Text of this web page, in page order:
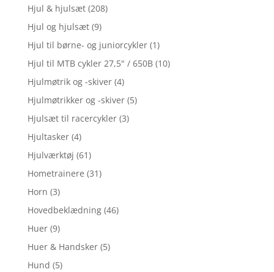
Hjul & hjulsæt (208)
Hjul og hjulsæt (9)
Hjul til børne- og juniorcykler (1)
Hjul til MTB cykler 27,5" / 650B (10)
Hjulmøtrik og -skiver (4)
Hjulmøtrikker og -skiver (5)
Hjulsæt til racercykler (3)
Hjultasker (4)
Hjulværktøj (61)
Hometrainere (31)
Horn (3)
Hovedbeklædning (46)
Huer (9)
Huer & Handsker (5)
Hund (5)